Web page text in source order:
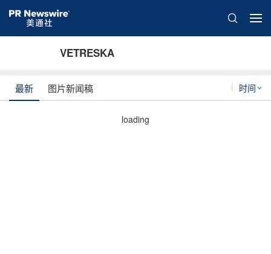
VETRESKA
时间
最新 图片新闻稿
loading